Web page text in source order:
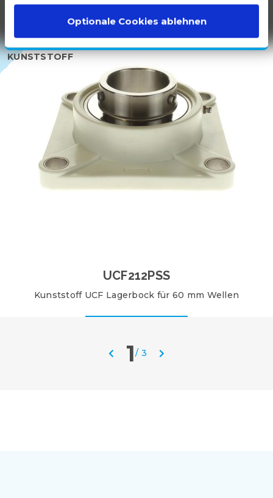
Optionale Cookies ablehnen
UCF212PSS
Kunststoff UCF Lagerbock für 60 mm Wellen
UNSTSTOFF
1/ 3